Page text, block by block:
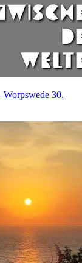
Worpswede 30.